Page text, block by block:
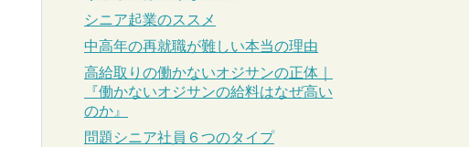
シニア起業のススメ
中高年の再就職が難しい本当の理由
高給取りの働かないオジサンの正体｜
『働かないオジサンの給料はなぜ高い
のか』
問題シニア社員６つのタイプ